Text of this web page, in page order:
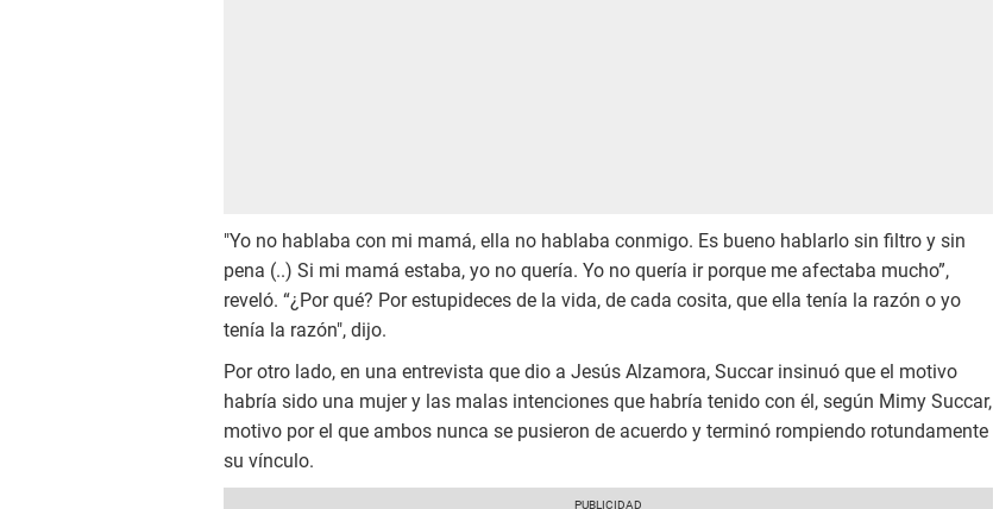
"Yo no hablaba con mi mamá, ella no hablaba conmigo. Es bueno hablarlo sin filtro y sin
pena (..) Si mi mamá estaba, yo no quería. Yo no quería ir porque me afectaba mucho”,
reveló. “¿Por qué? Por estupideces de la vida, de cada cosita, que ella tenía la razón o yo
tenía la razón", dijo.
Por otro lado, en una entrevista que dio a Jesús Alzamora, Succar insinuó que el motivo
habría sido una mujer y las malas intenciones que habría tenido con él, según Mimy Succar,
motivo por el que ambos nunca se pusieron de acuerdo y terminó rompiendo rotundamente
su vínculo.